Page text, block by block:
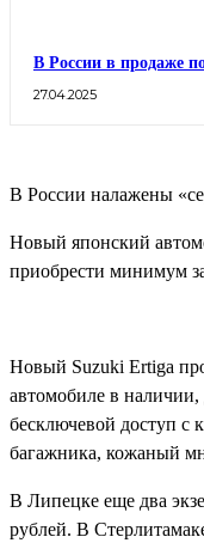
В России в продаже
27.04.2025
В России налажены
Новый японский
приобрести минимум
Новый Suzuki Ertiga
автомобиле в
бесключевой доступ с
багажника, кожаный
В Липецке еще два
рублей. В